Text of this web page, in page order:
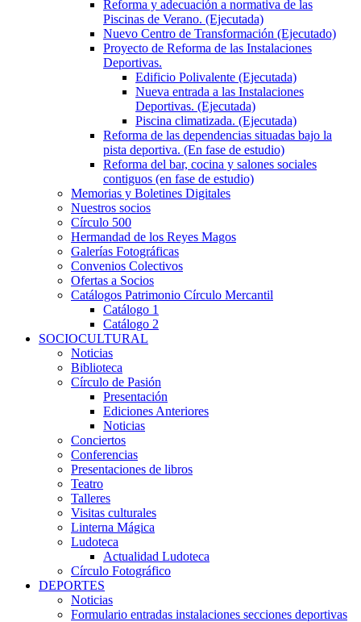
Reforma y adecuación a normativa de las
Piscinas de Verano. (Ejecutada)
Nuevo Centro de Transformación (Ejecutado)
Proyecto de Reforma de las Instalaciones
Deportivas.
Edificio Polivalente (Ejecutada)
Nueva entrada a las Instalaciones
Deportivas. (Ejecutada)
Piscina climatizada. (Ejecutada)
Reforma de las dependencias situadas bajo la
pista deportiva. (En fase de estudio)
Reforma del bar, cocina y salones sociales
contiguos (en fase de estudio)
Memorias y Boletines Digitales
Nuestros socios
Círculo 500
Hermandad de los Reyes Magos
Galerías Fotográficas
Convenios Colectivos
Ofertas a Socios
Catálogos Patrimonio Círculo Mercantil
Catálogo 1
Catálogo 2
SOCIOCULTURAL
Noticias
Biblioteca
Círculo de Pasión
Presentación
Ediciones Anteriores
Noticias
Conciertos
Conferencias
Presentaciones de libros
Teatro
Talleres
Visitas culturales
Linterna Mágica
Ludoteca
Actualidad Ludoteca
Círculo Fotográfico
DEPORTES
Noticias
Formulario entradas instalaciones secciones deportivas